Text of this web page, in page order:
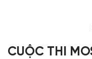
CUỘC THI